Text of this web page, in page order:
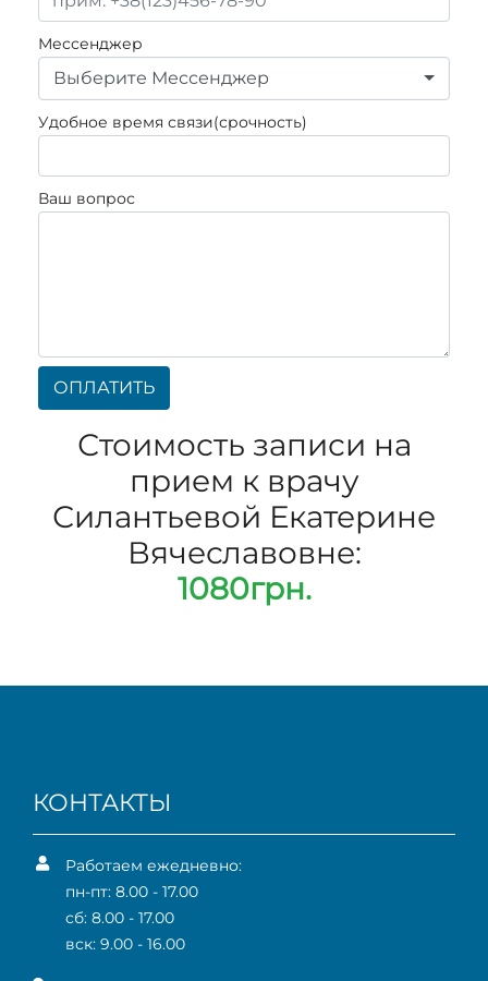
Мессенджер
Выберите Мессенджер
Удобное время связи(срочность)
Ваш вопрос
ОПЛАТИТЬ
Стоимость записи на
прием к врачу
Силантьевой Екатерине
Вячеславовне:
1080грн.
КОНТАКТЫ
Работаем ежедневно:
пн-пт: 8.00 - 17.00
сб: 8.00 - 17.00
вск: 9.00 - 16.00